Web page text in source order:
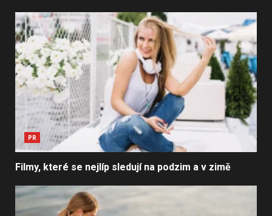
PR
Filmy, které se nejlíp sledují na podzim a v zimě